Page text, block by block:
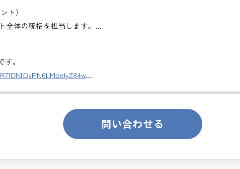
ト）
体の統括を担当します。
管理
支援
果評価
して、技術士の価値を最大限に発揮できます。
。
問い合わせる